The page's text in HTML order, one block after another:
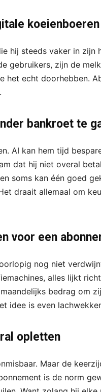
koeienboeren
hij steeds vaker in zijn
gebruikers, zijn de
het echt doorhebben.
bankroet te
AI kan hem tijd
dat hij niet overal
soms kan één goed
draait allemaal om
voor een
nog niet
alles lijkt
bedrag om
idee is even
opletten
Maar de
is de norm